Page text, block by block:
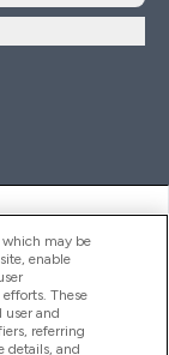
which may be
enable
These
user and
referring
details, and